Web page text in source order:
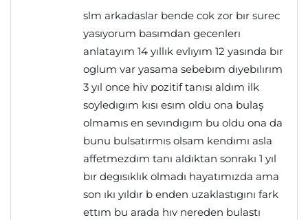
slm arkadaslar bende cok zor bır surec
yasıyorum basımdan gecenlerı
anlatayım 14 yıllık evlıyım 12 yasında bır
oglum var yasama sebebım dıyebılırım
3 yıl once hiv pozitif tanısı aldım ilk
soyledıgım kısı esım oldu ona bulaş
olmamıs en sevındıgım bu oldu ona da
bunu bulsatırmıs olsam kendımı asla
affetmezdım tanı aldıktan sonrakı 1 yıl
bır degısıklık olmadı hayatımızda ama
son ıkı yıldır b enden uzaklastıgını fark
ettım bu arada hıv nereden bulastı